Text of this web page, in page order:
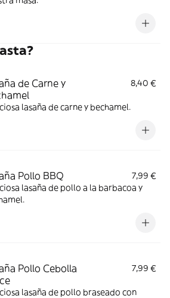
de Carne y
8,40 €
lasaña de carne y bechamel.
Pollo BBQ
7,99 €
lasaña de pollo a la barbacoa y
Pollo Cebolla
7,99 €
lasaña de pollo braseado con